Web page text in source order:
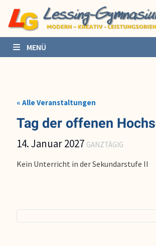
zum
Inhalt
MENÜ
« Alle Veranstaltungen
Tag der offenen
14. Januar 2027 GANZTÄGIG
Kein Unterricht in der Sekundarstufe II